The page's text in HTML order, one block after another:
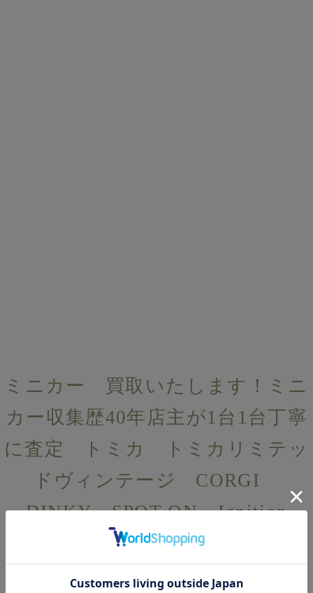
ミニカー 買取いたします！ミニ
カー収集歴40年店主が1台1台丁寧
に査定 トミカ トミカリミテッ
ドヴィンテージ CORGI
DINKY SPOT ON Ignition
model Autoart 京商 MINIGT
Hotwheels等ミニカーならなんで